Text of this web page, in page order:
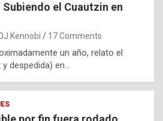
Subiendo el Cuautzin en
Kennobi 17 Comments
un año, relato el
despedida) en…